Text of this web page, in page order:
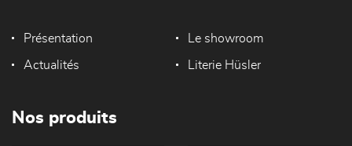
Présentation Le showroom
Actualités Literie Hüsler
Nos produits